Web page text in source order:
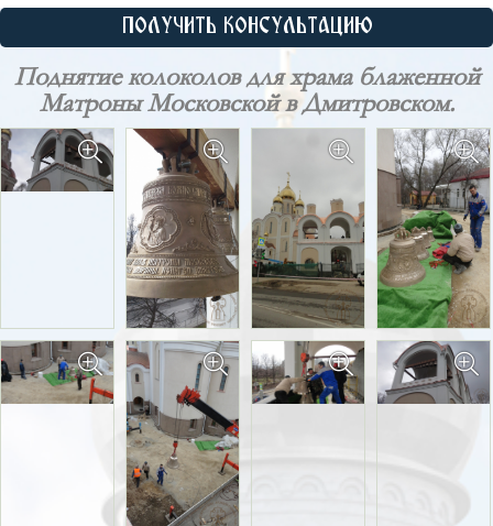
ПОЛУЧИТЬ КОНСУЛЬТАЦИЮ
Поднятие колоколов для храма блаженной
Матроны Московской в Дмитровском.